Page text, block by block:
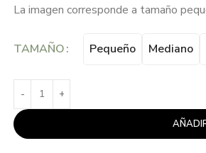
precios:
35,00€
La imagen corresponde a tamaño
TAMAÑO Pequeño Mediano